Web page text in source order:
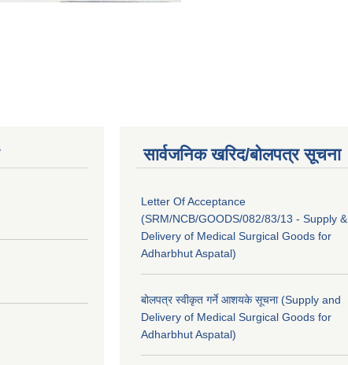
सार्वजनिक खरिद/बोलपत्र सूचना
Letter Of Acceptance
(SRM/NCB/GOODS/082/83/13 - Supply &
Delivery of Medical Surgical Goods for
Adharbhut Aspatal)
बोलपत्र स्वीकृत गर्ने आशयके सूचना (Supply and
Delivery of Medical Surgical Goods for
Adharbhut Aspatal)